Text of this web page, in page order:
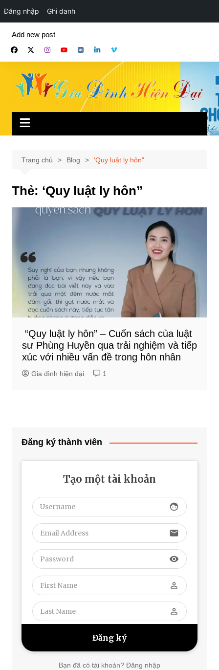
Đăng nhập Ghi danh
phần
Add new post
Trang chủ Blog ‘Quy luật ly hôn”
Thẻ: ‘Quy luật ly hôn”
“Quy luật ly hôn” – Cuốn sách của luật
sư Phùng Huyền qua trải nghiệm và tiếp
xúc với nhiều vấn đề trong hôn nhân
Gia đình hiện đại 1
Đăng ký thành viên
Tạo một tài khoản
face
email
visibility
perm_identity
perm_identity
Bạn đã có tài khoản? Đăng nhập